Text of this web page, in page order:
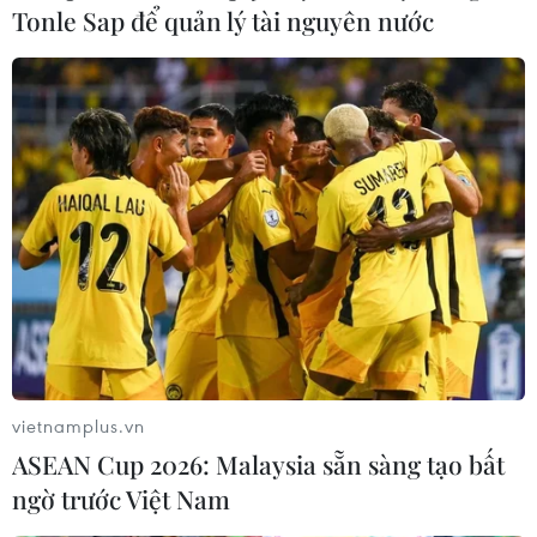
Tonle Sap để quản lý tài nguyên nước
vietnamplus.vn
ASEAN Cup 2026: Malaysia sẵn sàng tạo bất
ngờ trước Việt Nam